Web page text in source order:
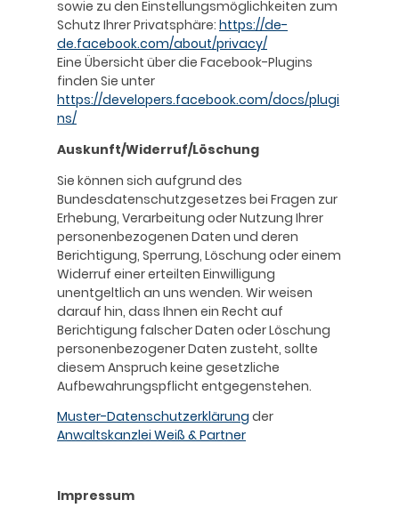
sowie zu den Einstellungsmöglichkeiten zum
Schutz Ihrer Privatsphäre: https://de-
de.facebook.com/about/privacy/
Eine Übersicht über die Facebook-Plugins
finden Sie unter
https://developers.facebook.com/docs/plugi
ns/
Auskunft/Widerruf/Löschung
Sie können sich aufgrund des
Bundesdatenschutzgesetzes bei Fragen zur
Erhebung, Verarbeitung oder Nutzung Ihrer
personenbezogenen Daten und deren
Berichtigung, Sperrung, Löschung oder einem
Widerruf einer erteilten Einwilligung
unentgeltlich an uns wenden. Wir weisen
darauf hin, dass Ihnen ein Recht auf
Berichtigung falscher Daten oder Löschung
personenbezogener Daten zusteht, sollte
diesem Anspruch keine gesetzliche
Aufbewahrungspflicht entgegenstehen.
Muster-Datenschutzerklärung der
Anwaltskanzlei Weiß & Partner
Impressum